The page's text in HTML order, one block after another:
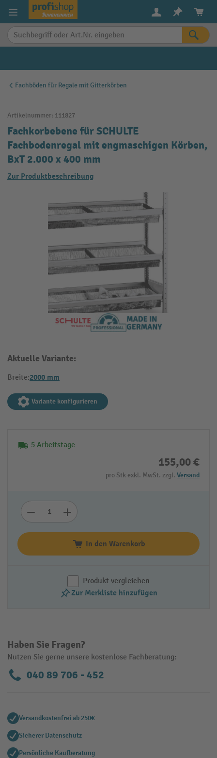
springen
Fachböden für Regale mit Gitterkörben
Artikelnummer: 111827
Fachkorbebene für SCHULTE
Fachbodenregal mit engmaschigen Körben,
BxT 2.000 x 400 mm
Zur Produktbeschreibung
Aktuelle Variante:
Breite:2000 mm
Variante konfigurieren
5 Arbeitstage
155,00 €
pro Stk exkl. MwSt. zzgl. Versand
In den Warenkorb
Produkt vergleichen
Zur Merkliste hinzufügen
Haben Sie Fragen?
Nutzen Sie gerne unsere kostenlose Fachberatung:
040 89 706 - 452
Versandkostenfrei ab 250€
Sicherer Datenschutz
Persönliche Kaufberatung